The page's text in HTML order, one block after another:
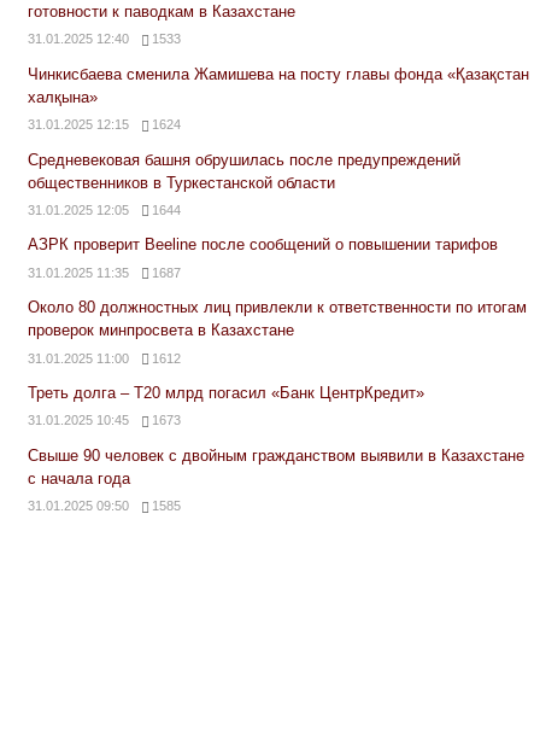
готовности к паводкам в Казахстане
31.01.2025 12:40 1533
Чинкисбаева сменила Жамишева на посту главы фонда «Қазақстан
халқына»
31.01.2025 12:15 1624
Средневековая башня обрушилась после предупреждений
общественников в Туркестанской области
31.01.2025 12:05 1644
АЗРК проверит Beeline после сообщений о повышении тарифов
31.01.2025 11:35 1687
Около 80 должностных лиц привлекли к ответственности по итогам
проверок минпросвета в Казахстане
31.01.2025 11:00 1612
Треть долга – Т20 млрд погасил «Банк ЦентрКредит»
31.01.2025 10:45 1673
Свыше 90 человек с двойным гражданством выявили в Казахстане
с начала года
31.01.2025 09:50 1585